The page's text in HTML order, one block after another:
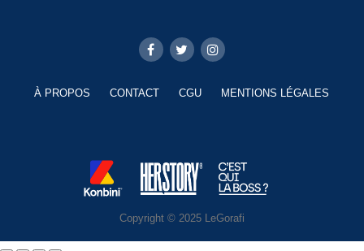
À PROPOS CONTACT CGU MENTIONS LÉGALES
Copyright © 2025 LeGorafi